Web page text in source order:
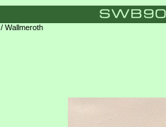
/ Wallmeroth